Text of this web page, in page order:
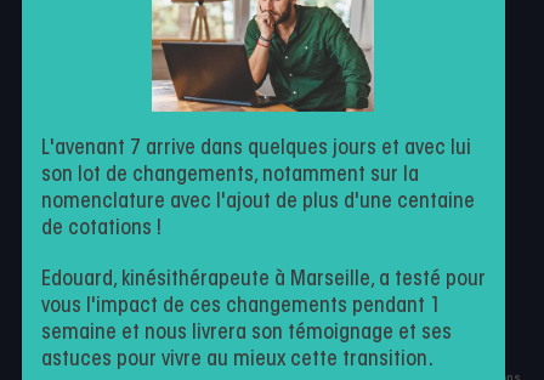
Milo
Facturation
Agenda en ligne
Suivi patient
L'avenant 7 arrive dans quelques jours et avec lui
son lot de changements, notamment sur la
nomenclature avec l'ajout de plus d'une centaine
de cotations !
Edouard, kinésithérapeute à Marseille, a testé pour
vous l'impact de ces changements pendant 1
semaine et nous livrera son témoignage et ses
astuces pour vivre au mieux cette transition.